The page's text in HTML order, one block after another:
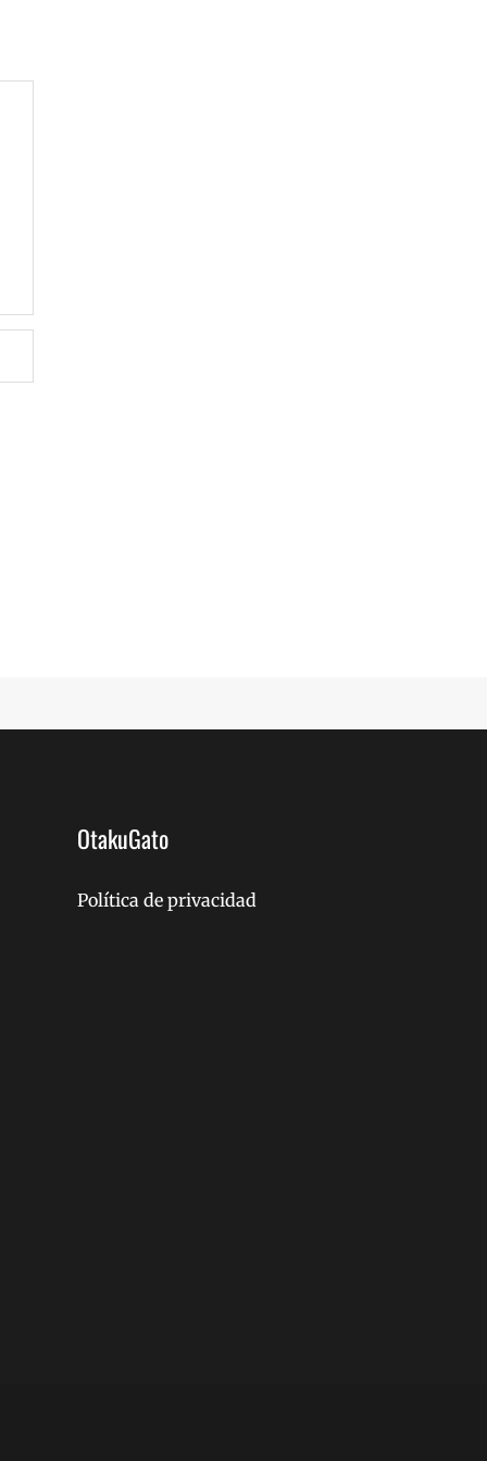
OtakuGato
Política de privacidad